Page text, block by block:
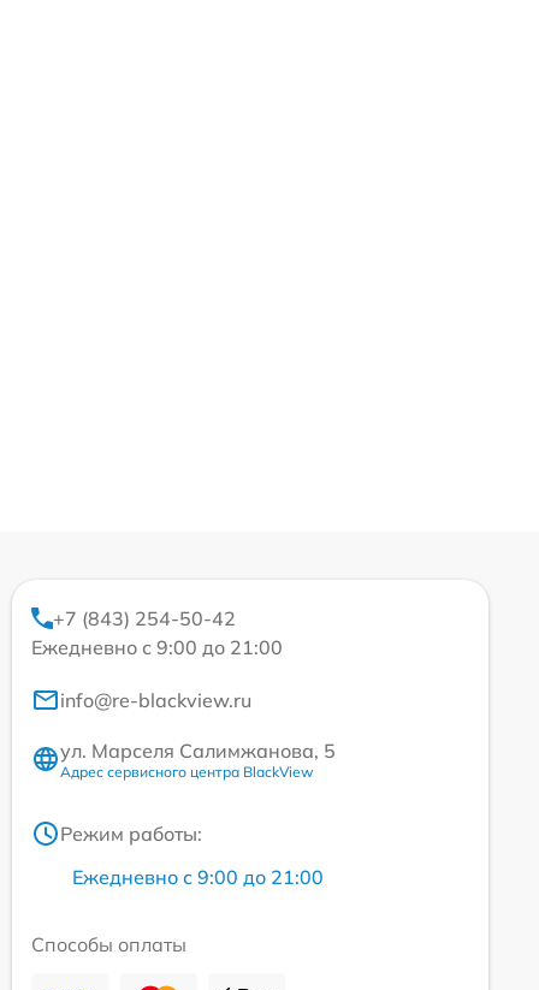
+7 (843) 254-50-42
Ежедневно с 9:00 до 21:00
info@re-blackview.ru
ул. Марселя Салимжанова, 5
Адрес сервисного центра BlackView
Режим работы:
Ежедневно с 9:00 до 21:00
Способы оплаты